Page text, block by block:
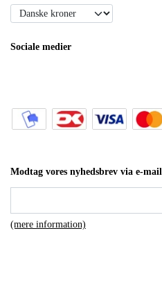
Sociale medier
Modtag vores nyhedsbrev via e-mail
(mere information)